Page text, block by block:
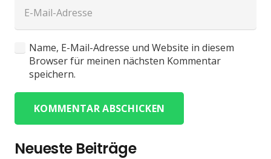
Name, E-Mail-Adresse und Website in diesem
Browser für meinen nächsten Kommentar
speichern.
KOMMENTAR ABSCHICKEN
Neueste Beiträge